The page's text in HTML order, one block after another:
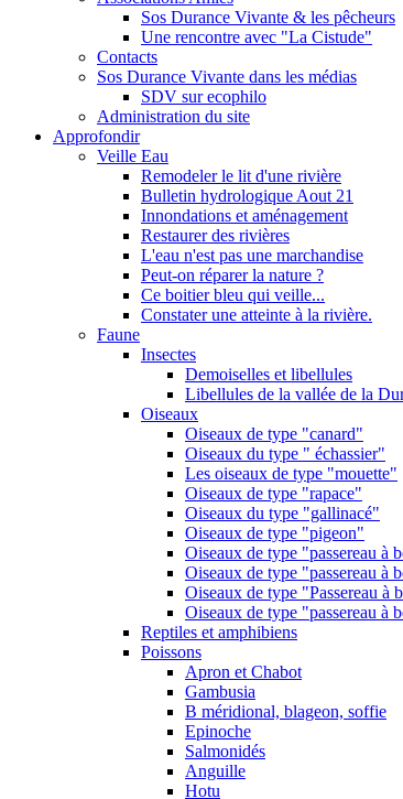
Sos Durance Vivante & les pêcheurs
Une rencontre avec "La Cistude"
Contacts
Sos Durance Vivante dans les médias
SDV sur ecophilo
Administration du site
Approfondir
Veille Eau
Remodeler le lit d'une rivière
Bulletin hydrologique Aout 21
Innondations et aménagement
Restaurer des rivières
L'eau n'est pas une marchandise
Peut-on réparer la nature ?
Ce boitier bleu qui veille...
Constater une atteinte à la rivière.
Faune
Insectes
Demoiselles et libellules
Libellules de la vallée de la
Oiseaux
Oiseaux de type "canard"
Oiseaux du type " échassier"
Les oiseaux de type "mouette"
Oiseaux de type "rapace"
Oiseaux du type "gallinacé"
Oiseaux de type "pigeon"
Oiseaux de type "passereau à
Oiseaux de type "passereau à
Oiseaux de type "Passereau à
Oiseaux de type "passereau à
Reptiles et amphibiens
Poissons
Apron et Chabot
Gambusia
B méridional, blageon, soffie
Epinoche
Salmonidés
Anguille
Hotu